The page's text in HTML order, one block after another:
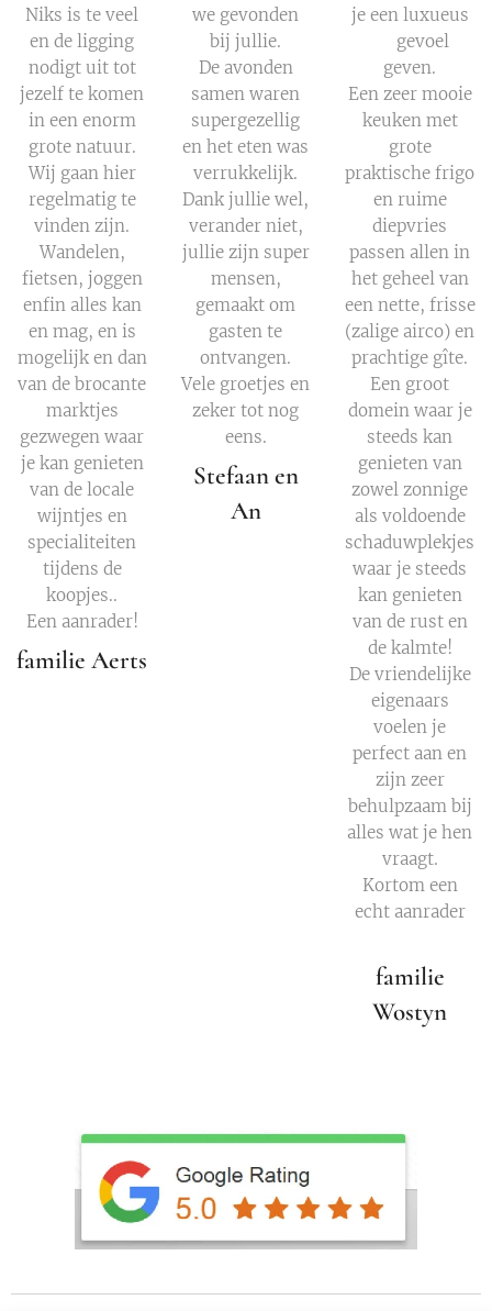
Niks is te veel
en de ligging
nodigt uit tot
jezelf te komen
in een enorm
grote natuur.
Wij gaan hier
regelmatig te
vinden zijn.
Wandelen,
fietsen, joggen
enfin alles kan
en mag, en is
mogelijk en dan
van de brocante
marktjes
gezwegen waar
je kan genieten
van de locale
wijntjes en
specialiteiten
tijdens de
koopjes..
Een aanrader!
familie Aerts
we gevonden
bij jullie.
De avonden
samen waren
supergezellig
en het eten was
verrukkelijk.
Dank jullie wel,
verander niet,
jullie zijn super
mensen,
gemaakt om
gasten te
ontvangen.
Vele groetjes en
zeker tot nog
eens.
Stefaan en
An
je een luxueus
👌 gevoel
geven.
Een zeer mooie
keuken met
grote
praktische frigo
en ruime
diepvries
passen allen in
het geheel van
een nette, frisse
(zalige airco) en
prachtige gîte.
Een groot
domein waar je
steeds kan
genieten van
zowel zonnige
als voldoende
schaduwplekjes
waar je steeds
kan genieten
van de rust en
de kalmte!
De vriendelijke
eigenaars
voelen je
perfect aan en
zijn zeer
behulpzaam bij
alles wat je hen
vraagt.
Kortom een
echt aanrader
familie
Wostyn